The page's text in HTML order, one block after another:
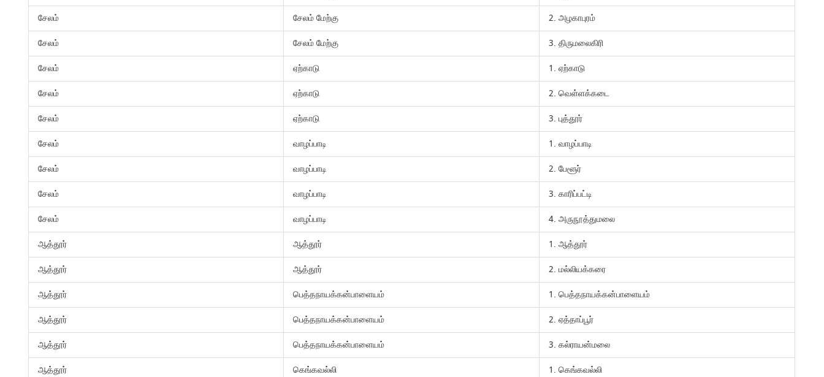
சேலம்
சேலம் மேற்கு
2. அழகாபுரம்
சேலம்
சேலம் மேற்கு
3. திருமலைகிரி
சேலம்
ஏற்காடு
1. ஏற்காடு
சேலம்
ஏற்காடு
2. வெள்ளக்கடை
சேலம்
ஏற்காடு
3. புத்தூர்
சேலம்
வாழப்பாடி
1. வாழப்பாடி
சேலம்
வாழப்பாடி
2. பேளூர்
சேலம்
வாழப்பாடி
3. காரிப்பட்டி
சேலம்
வாழப்பாடி
4. அருநூத்துமலை
ஆத்தூர்
ஆத்தூர்
1. ஆத்தூர்
ஆத்தூர்
ஆத்தூர்
2. மல்லியக்கரை
ஆத்தூர்
பெத்தநாயக்கன்பாளையம்
1. பெத்தநாயக்கன்பாளையம்
ஆத்தூர்
பெத்தநாயக்கன்பாளையம்
2. ஏத்தாப்பூர்
ஆத்தூர்
பெத்தநாயக்கன்பாளையம்
3. கல்ராயன்மலை
ஆத்தூர்
கெங்கவல்லி
1. கெங்கவல்லி